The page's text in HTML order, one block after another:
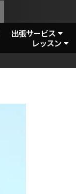
出張サービス
レッスン